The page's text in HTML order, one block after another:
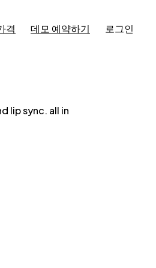
격 데모 예약하기 로그인
lip sync. all in